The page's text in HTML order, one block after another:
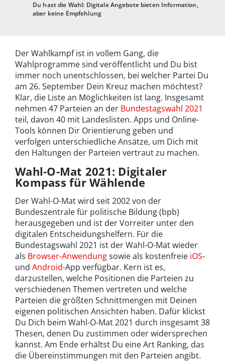
Du hast die Wahl: Digitale Angebote bieten Information,
aber keine Empfehlung
Der Wahlkampf ist in vollem Gang, die
Wahlprogramme sind veröffentlicht und Du bist
immer noch unentschlossen, bei welcher Partei Du
am 26. September Dein Kreuz machen möchtest?
Klar, die Liste an Möglichkeiten ist lang. Insgesamt
nehmen 47 Parteien an der Bundestagswahl 2021
teil, davon 40 mit Landeslisten. Apps und Online-
Tools können Dir Orientierung geben und
verfolgen unterschiedliche Ansätze, um Dich mit
den Haltungen der Parteien vertraut zu machen.
Wahl-O-Mat 2021: Digitaler
Kompass für Wählende
Der Wahl-O-Mat wird seit 2002 von der
Bundeszentrale für politische Bildung (bpb)
herausgegeben und ist der Vorreiter unter den
digitalen Entscheidungshelfern. Für die
Bundestagswahl 2021 ist der Wahl-O-Mat wieder
als Browser-Anwendungsowie als kostenfreie iOS-
und Android-App verfügbar. Kern ist es,
darzustellen, welche Positionen die Parteien zu
verschiedenen Themen vertreten und welche
Parteien die größten Schnittmengen mit Deinen
eigenen politischen Ansichten haben. Dafür klickst
Du Dich beim Wahl-O-Mat 2021 durch insgesamt 38
Thesen, denen Du zustimmen oder widersprechen
kannst. Am Ende erhältst Du eine Art Ranking, das
die Übereinstimmungen mit den Parteien angibt.